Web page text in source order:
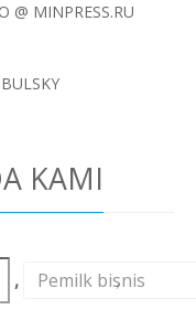
@ MINPRESS.RU
KAMI
, Pemilk bisnis
,